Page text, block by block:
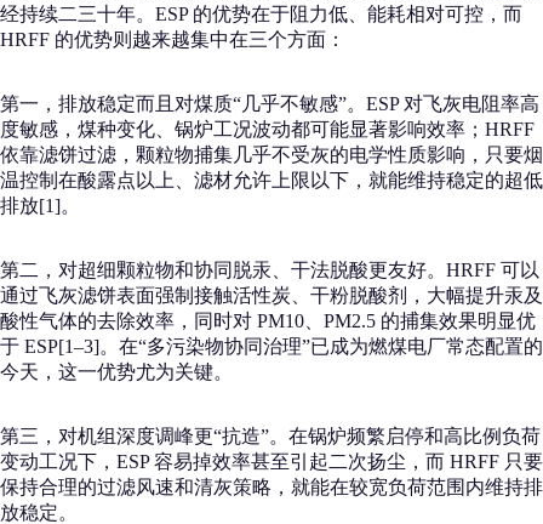
经持续二三十年。ESP 的优势在于阻力低、能耗相对可控，而
HRFF 的优势则越来越集中在三个方面：
第一，排放稳定而且对煤质“几乎不敏感”。ESP 对飞灰电阻率高
度敏感，煤种变化、锅炉工况波动都可能显著影响效率；HRFF
依靠滤饼过滤，颗粒物捕集几乎不受灰的电学性质影响，只要烟
温控制在酸露点以上、滤材允许上限以下，就能维持稳定的超低
排放[1]。
第二，对超细颗粒物和协同脱汞、干法脱酸更友好。HRFF 可以
通过飞灰滤饼表面强制接触活性炭、干粉脱酸剂，大幅提升汞及
酸性气体的去除效率，同时对 PM10、PM2.5 的捕集效果明显优
于 ESP[1–3]。在“多污染物协同治理”已成为燃煤电厂常态配置的
今天，这一优势尤为关键。
第三，对机组深度调峰更“抗造”。在锅炉频繁启停和高比例负荷
变动工况下，ESP 容易掉效率甚至引起二次扬尘，而 HRFF 只要
保持合理的过滤风速和清灰策略，就能在较宽负荷范围内维持排
放稳定。